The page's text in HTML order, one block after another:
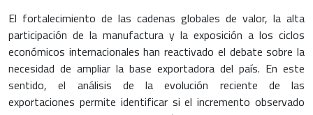
El fortalecimiento de las cadenas globales de valor, la alta
participación de la manufactura y la exposición a los ciclos
económicos internacionales han reactivado el debate sobre la
necesidad de ampliar la base exportadora del país. En este
sentido, el análisis de la evolución reciente de las
exportaciones permite identificar si el incremento observado